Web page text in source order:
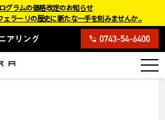
グラムの価格改定のお知らせ
ラーリの歴史に新たな一手を刻みませんか...